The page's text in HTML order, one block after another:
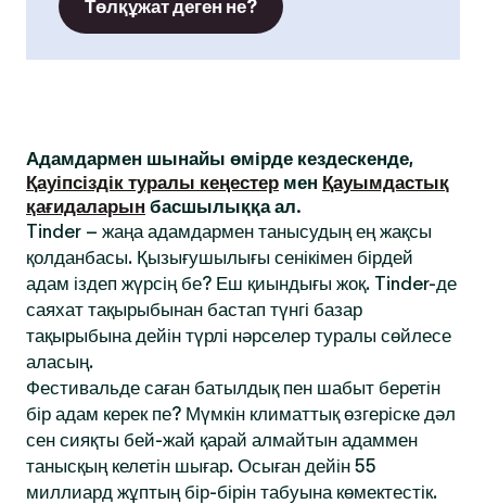
Төлқұжат деген не?
Адамдармен шынайы өмірде кездескенде,
Қауіпсіздік туралы кеңестер мен Қауымдастық
қағидаларын басшылыққа ал.
Tinder – жаңа адамдармен танысудың ең жақсы
қолданбасы. Қызығушылығы сенікімен бірдей
адам іздеп жүрсің бе? Еш қиындығы жоқ. Tinder-де
саяхат тақырыбынан бастап түнгі базар
тақырыбына дейін түрлі нәрселер туралы сөйлесе
аласың.
Фестивальде саған батылдық пен шабыт беретін
бір адам керек пе? Мүмкін климаттық өзгеріске дәл
сен сияқты бей-жай қарай алмайтын адаммен
танысқың келетін шығар. Осыған дейін 55
миллиард жұптың бір-бірін табуына көмектестік.